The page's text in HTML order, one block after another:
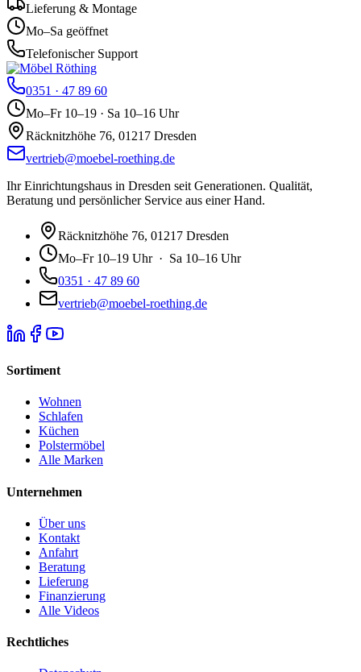
Lieferung & Montage
Mo–Sa geöffnet
Telefonischer Support
0351 · 47 89 60
Mo–Fr 10–19 · Sa 10–16 Uhr
Räcknitzhöhe 76, 01217 Dresden
vertrieb@moebel-roething.de
Ihr Einrichtungshaus in Dresden seit Generationen. Qualität,
Beratung und persönlicher Service aus einer Hand.
Räcknitzhöhe 76, 01217 Dresden
Mo–Fr 10–19 Uhr · Sa 10–16 Uhr
0351 · 47 89 60
vertrieb@moebel-roething.de
Sortiment
Wohnen
Schlafen
Küchen
Polstermöbel
Alle Marken
Unternehmen
Über uns
Kontakt
Anfahrt
Beratung
Lieferung
Finanzierung
Alle Videos
Rechtliches